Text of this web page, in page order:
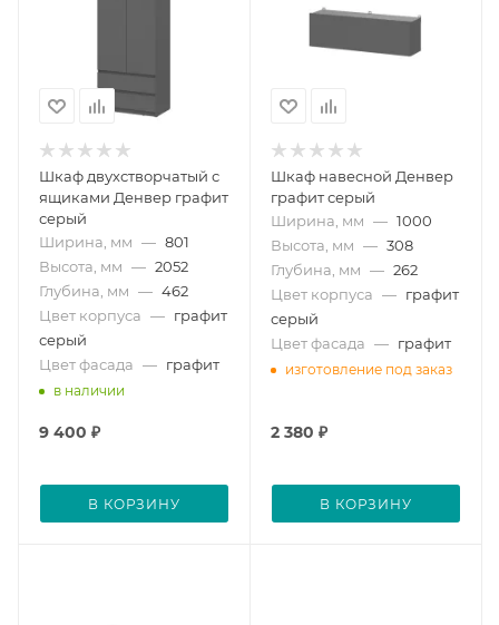
Шкаф двухстворчатый с
ящиками Денвер графит
серый
Ширина, мм — 801
Высота, мм — 2052
Глубина, мм — 462
Цвет корпуса — графит
серый
Цвет фасада — графит
в наличии
9 400 ₽
В КОРЗИНУ
Шкаф навесной Денвер
графит серый
Ширина, мм — 1000
Высота, мм — 308
Глубина, мм — 262
Цвет корпуса — графит
серый
Цвет фасада — графит
изготовление под заказ
2 380 ₽
В КОРЗИНУ